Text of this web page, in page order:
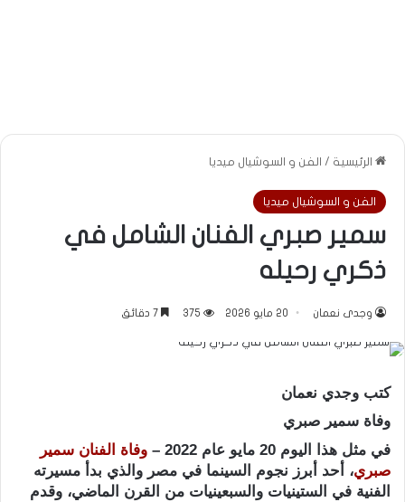
الرئيسية / الفن و السوشيال ميديا
الفن و السوشيال ميديا
سمير صبري الفنان الشامل في
ذكري رحيله
وجدى نعمان 20 مايو 2026 375
كتب وجدي نعمان
وفاة سمير صبري
في مثل هذا اليوم 20 مايو عام 2022 –
وفاة الفنان سمير
صبري، أحد أبرز نجوم السينما في مصر والذي بدأ مسيرته
الفنية في الستينيات والسبعينيات من القرن الماضي، وقدم